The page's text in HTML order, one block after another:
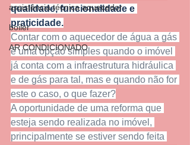
assistência técnica aquecedor
boiler
AR CONDICIONADO
qualidade, funcionalidade e
praticidade.
Contar com o aquecedor de água a gás
é uma opção simples quando o imóvel
já conta com a infraestrutura hidráulica
e de gás para tal, mas e quando não for
este o caso, o que fazer?
A oportunidade de uma reforma que
esteja sendo realizada no imóvel,
principalmente se estiver sendo feita